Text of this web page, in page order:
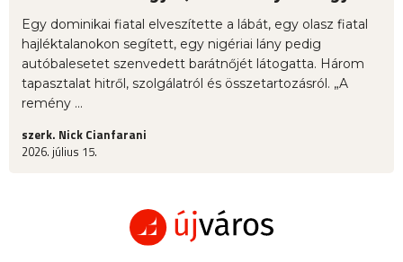
Egy dominikai fiatal elveszítette a lábát, egy olasz fiatal
hajléktalanokon segített, egy nigériai lány pedig
autóbalesetet szenvedett barátnőjét látogatta. Három
tapasztalat hitről, szolgálatról és összetartozásról. „A
remény ...
szerk. Nick Cianfarani
2026. július 15.